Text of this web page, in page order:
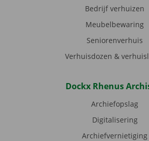
Bedrijf verhuizen
Meubelbewaring
Seniorenverhuis
Verhuisdozen &
Dockx Rhenus
Archiefopslag
Digitalisering
Archiefvernietiging